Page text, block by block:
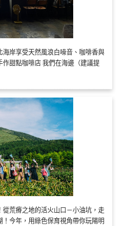
岸享受天然風浪白噪音、咖啡香與
甜點咖啡店 我們在海邊（建議提
荒瘠之地的活火山口－小油坑，走
今年，用綠色保育視角帶你玩陽明